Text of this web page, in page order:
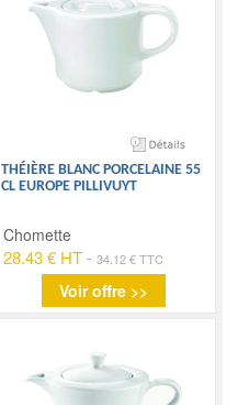
THÉIÈRE BLANC PORCELAINE 55
CL EUROPE PILLIVUYT
Chomette
28.43 € HT- 34.12 € TTC
Voir offre >>